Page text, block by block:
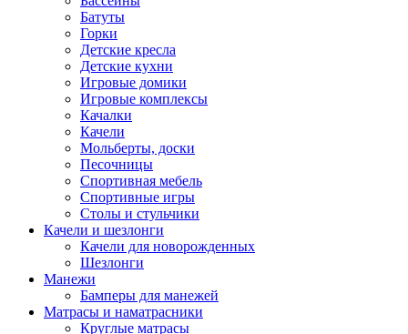
Батуты
Горки
Детские кресла
Детские кухни
Игровые домики
Игровые комплексы
Качалки
Качели
Мольберты, доски
Песочницы
Спортивная мебель
Спортивные игры
Столы и стульчики
Качели и шезлонги
Качели для новорожденных
Шезлонги
Манежи
Бамперы для манежей
Матрасы и наматрасники
Круглые матрасы